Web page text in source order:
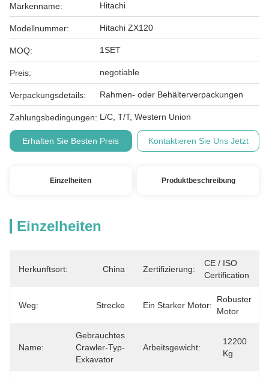
Markenname: Hitachi
Modellnummer: Hitachi ZX120
MOQ: 1SET
Preis: negotiable
Verpackungsdetails: Rahmen- oder Behälterverpackungen
Zahlungsbedingungen: L/C, T/T, Western Union
Erhalten Sie Besten Preis Kontaktieren Sie Uns Jetzt
Einzelheiten Produktbeschreibung
Einzelheiten
Herkunftsort: China Zertifizierung:
CE / ISO
Certification
Weg: Strecke Ein Starker Motor:
Robuster
Motor
Name:
Gebrauchtes
Crawler-Typ-
Exkavator
Arbeitsgewicht:
12200
Kg